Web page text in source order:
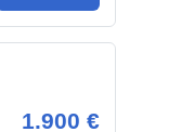
1.900 €